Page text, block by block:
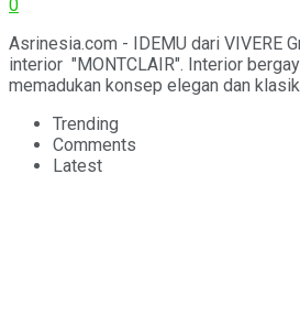
0
Asrinesia.com - IDEMU dari VIVERE
interior "MONTCLAIR". Interior
memadukan konsep elegan dan
Trending
Comments
Latest